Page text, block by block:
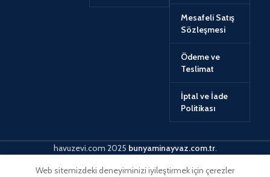
Mesafeli Satış
Sözleşmesi
Ödeme ve
Teslimat
İptal ve İade
Politikası
havuzevi.com 2025 bunyaminayvaz.com.tr.
Web sitemizdeki deneyiminizi iyileştirmek için çerezler